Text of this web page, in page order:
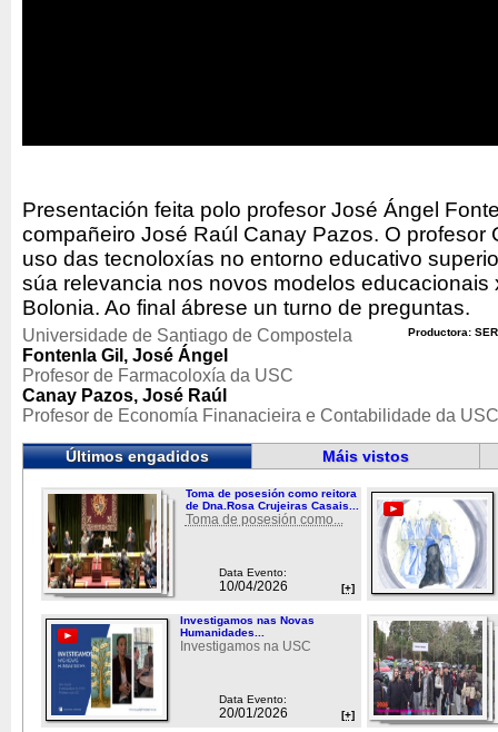
Presentación feita polo profesor José Ángel
compañeiro José Raúl Canay Pazos. O profesor
uso das tecnoloxías no entorno educativo
súa relevancia nos novos modelos educacionais
Bolonia. Ao final ábrese un turno de preguntas.
Productora:
Universidade de Santiago de Compostela
Fontenla Gil, José Ángel
Profesor de Farmacoloxía da USC
Canay Pazos, José Raúl
Profesor de Economía Finanacieira e Contabilidade da USC
Últimos engadidos Máis vistos
Toma de posesión como reitora
de Dna.Rosa Crujeiras Casais...
Toma de posesión como...
Data Evento:
10/04/2026 [+]
Investigamos nas Novas
Humanidades...
Investigamos na USC
Data Evento:
20/01/2026 [+]